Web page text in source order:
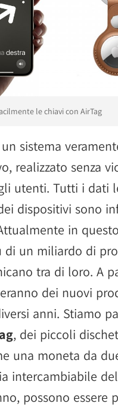
le chiavi con AirTag
sistema
realizzato senza
utenti. Tutti i dati
dispositivi sono
in
di un miliardo di
tra di loro. A
dei nuovi
anni. Stiamo
, dei piccoli
una moneta da
intercambiabile
possono essere